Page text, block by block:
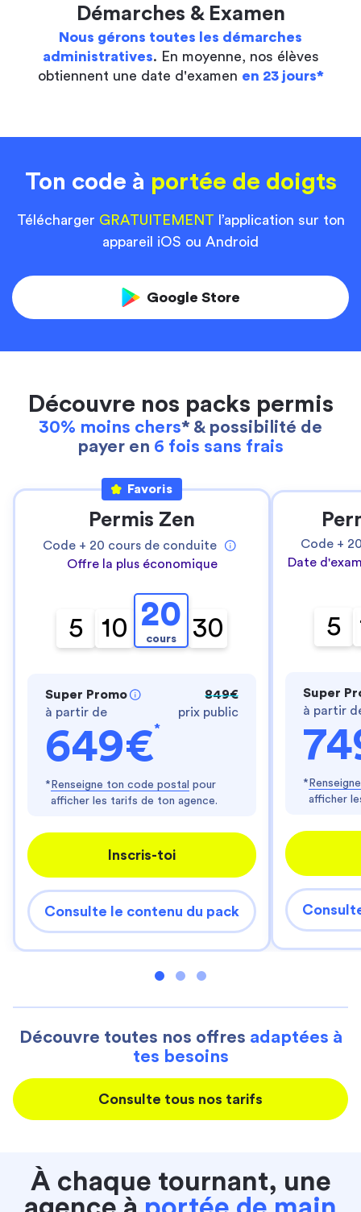
Démarches & Examen
Nous gérons toutes les démarches
administratives. En moyenne, nos élèves
obtiennent une date d'examen en 23 jours*
Ton code à portée de doigts
Télécharger GRATUITEMENT l’application sur ton
appareil iOS ou Android
Google Store
Découvre nos packs permis
30% moins chers* & possibilité de
payer en 6 fois sans frais
Favoris
Permis Zen
Code + 20 cours de conduite
Offre la plus économique
5 10 20
cours 30
Super Promo
à partir de
649€*
849€
prix public
* Renseigne ton code postal pour
afficher les tarifs de ton agence.
Inscris-toi
Consulte le contenu du pack
Code +
Date
5
Super
à partir
*
afficher
Découvre toutes nos offres adaptées à
tes besoins
Consulte tous nos tarifs
À chaque tournant, une